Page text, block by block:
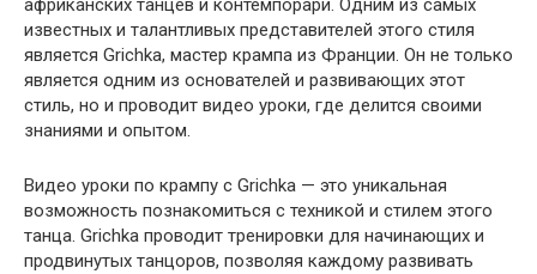
африканских танцев и контемпорари. Одним из самых
известных и талантливых представителей этого стиля
является Grichka, мастер крампа из Франции. Он не только
является одним из основателей и развивающих этот
стиль, но и проводит видео уроки, где делится своими
знаниями и опытом.
Видео уроки по крампу с Grichka — это уникальная
возможность познакомиться с техникой и стилем этого
танца. Grichka проводит тренировки для начинающих и
продвинутых танцоров, позволяя каждому развивать